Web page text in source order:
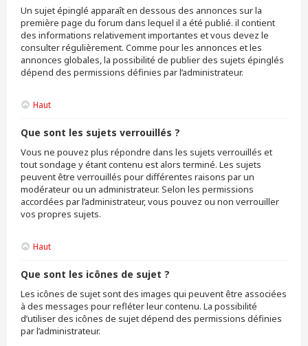
Un sujet épinglé apparaît en dessous des annonces sur la
première page du forum dans lequel il a été publié. il contient
des informations relativement importantes et vous devez le
consulter régulièrement. Comme pour les annonces et les
annonces globales, la possibilité de publier des sujets épinglés
dépend des permissions définies par l’administrateur.
Haut
Que sont les sujets verrouillés ?
Vous ne pouvez plus répondre dans les sujets verrouillés et
tout sondage y étant contenu est alors terminé. Les sujets
peuvent être verrouillés pour différentes raisons par un
modérateur ou un administrateur. Selon les permissions
accordées par l’administrateur, vous pouvez ou non verrouiller
vos propres sujets.
Haut
Que sont les icônes de sujet ?
Les icônes de sujet sont des images qui peuvent être associées
à des messages pour refléter leur contenu. La possibilité
d’utiliser des icônes de sujet dépend des permissions définies
par l’administrateur.